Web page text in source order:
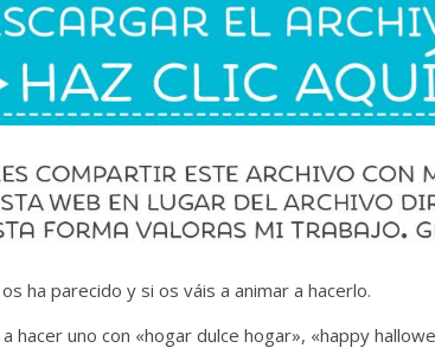
ha parecido y si os váis a animar a hacerlo.
hacer uno con «hogar dulce hogar», «happy